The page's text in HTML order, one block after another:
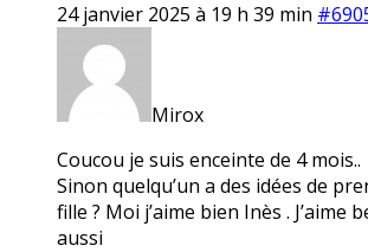
24 janvier 2025 à 19 h 39 min
Mirox
Coucou je suis enceinte de 4 mois..
Sinon quelqu’un a des idées de
fille ? Moi j’aime bien Inès . J’aime
aussi